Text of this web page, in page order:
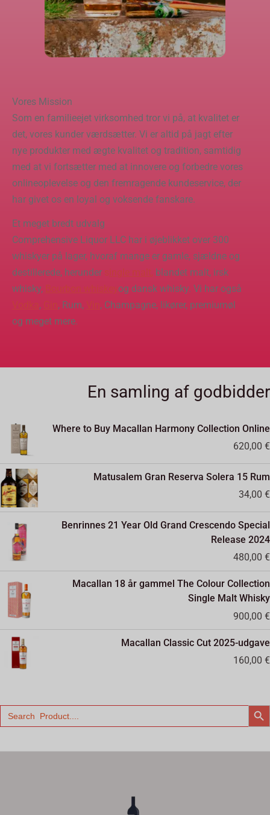
Vores Mission
Som en familieejet virksomhed tror vi på, at kvalitet er
det, vores kunder værdsætter. Vi er altid på jagt efter
nye produkter med ægte kvalitet og tradition, samtidig
med at vi fortsætter med at innovere og forbedre vores
onlineoplevelse og den fremragende kundeservice, der
har givet os en loyal og voksende fanskare.
Et meget bredt udvalg
Comprehensive Liquor LLC har i øjeblikket over 300
whiskyer på lager, hvoraf mange er gamle, sjældne og
destillerede, herunder single malt, blandet malt, irsk
whisky, Bourbon whiskeyog dansk whisky. Vi har også
Vodka, Gin, Rum, Vin, Champagne, likører, premiumøl
og meget mere.
En samling af godbidder
Where to Buy Macallan Harmony Collection Online
620,00 €
Matusalem Gran Reserva Solera 15 Rum
34,00 €
Benrinnes 21 Year Old Grand Crescendo Special
Release 2024
480,00 €
Macallan 18 år gammel The Colour Collection
Single Malt Whisky
900,00 €
Macallan Classic Cut 2025-udgave
160,00 €
Search
for: